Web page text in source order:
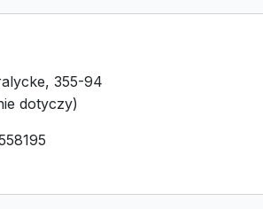
355-94
dotyczy)